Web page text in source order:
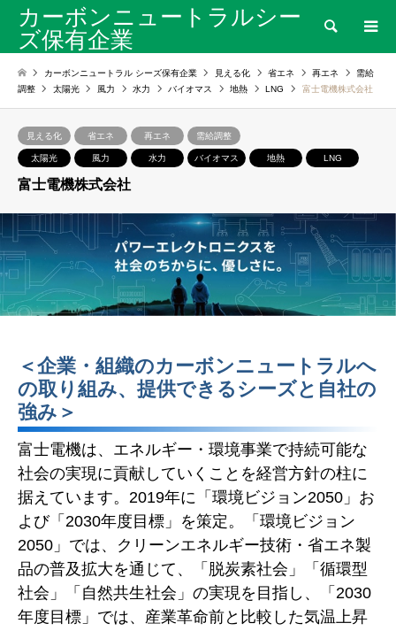
カーボンニュートラルシー
ズ保有企業
検索
カーボンニュートラル シーズ保有企業 見える化 省エネ 再エネ
需給
調整
太陽光 風力 水力 バイオマス 地熱 LNG 富士電機株式会社
見える化 省エネ 再エネ 需給調整
太陽光 風力 水力 バイオマス 地熱 LNG
富士電機株式会社
＜企業・組織のカーボンニュートラルへ
の取り組み、提供できるシーズと自社の
強み＞
富士電機は、エネルギー・環境事業で持続可能な
社会の実現に貢献していくことを経営方針の柱に
据えています。2019年に「環境ビジョン2050」お
よび「2030年度目標」を策定。「環境ビジョン
2050」では、クリーンエネルギー技術・省エネ製
品の普及拡大を通じて、「脱炭素社会」「循環型
社会」「自然共生社会」の実現を目指し、「2030
年度目標」では、産業革命前と比較した気温上昇